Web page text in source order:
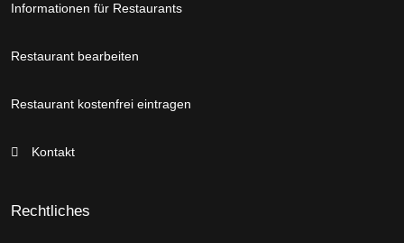
Informationen für Restaurants
Restaurant bearbeiten
Restaurant kostenfrei eintragen
Kontakt
Rechtliches